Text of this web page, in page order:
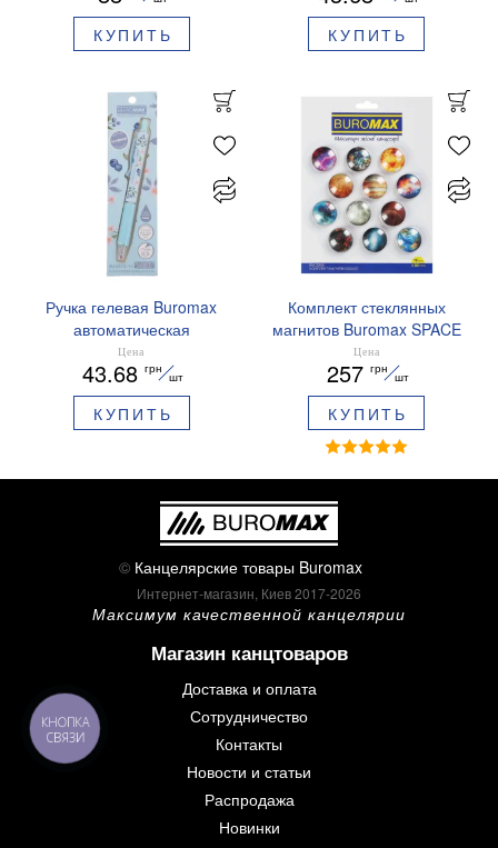
КУПИТЬ
синие чернила BM.8379-
01
КУПИТЬ
Ручка гелевая Buromax
автоматическая
ARABESKI 0.5 мм
ароматизированный грипп
синие чернила в блистере
BM.8379-02
Цена
43.68 грн
шт
КУПИТЬ
Комплект стеклянных
магнитов Buromax SPACE
12 шт 30 мм BM.0048
Цена
257 грн
шт
КУПИТЬ
© Канцелярские товары Buromax
Интернет-магазин, Киев 2017-2026
Максимум качественной канцелярии
Магазин канцтоваров
Доставка и оплата
Сотрудничество
Контакты
Новости и статьи
Распродажа
Новинки
КНОПКА
СВЯЗИ